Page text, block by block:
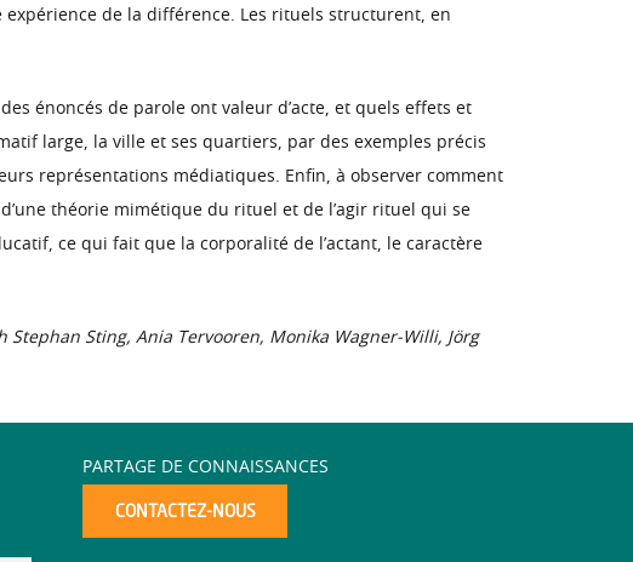
de la différence. Les rituels structurent, en
énoncés de parole ont valeur d’acte, et quels effets et
large, la ville et ses quartiers, par des exemples précis
représentations médiatiques. Enfin, à observer comment
théorie mimétique du rituel et de l’agir rituel qui se
ce qui fait que la corporalité de l’actant, le caractère
Sting, Ania Tervooren, Monika Wagner-Willi, Jörg
PARTAGE DE CONNAISSANCES
CONTACTEZ-NOUS